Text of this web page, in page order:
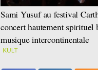
Sami Yusuf au festival
concert hautement spirituel
musique intercontinentale
KULT